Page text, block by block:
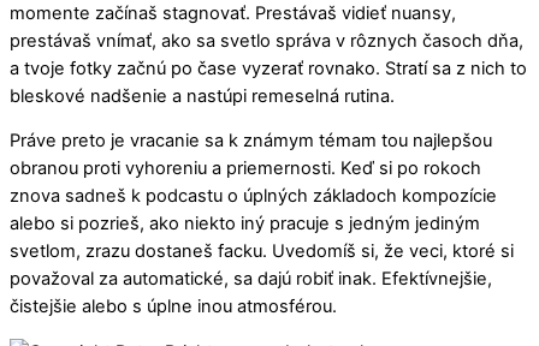
momente začínaš stagnovať. Prestávaš vidieť nuansy,
prestávaš vnímať, ako sa svetlo správa v rôznych časoch dňa,
a tvoje fotky začnú po čase vyzerať rovnako. Stratí sa z nich to
bleskové nadšenie a nastúpi remeselná rutina.
Práve preto je vracanie sa k známym témam tou najlepšou
obranou proti vyhoreniu a priemernosti. Keď si po rokoch
znova sadneš k podcastu o úplných základoch kompozície
alebo si pozrieš, ako niekto iný pracuje s jedným jediným
svetlom, zrazu dostaneš facku. Uvedomíš si, že veci, ktoré si
považoval za automatické, sa dajú robiť inak. Efektívnejšie,
čistejšie alebo s úplne inou atmosférou.